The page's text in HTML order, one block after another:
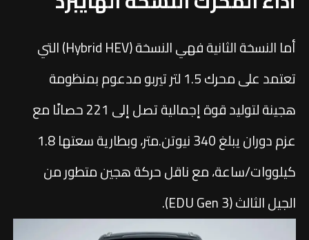
أما النسخة الثانية فهي النسخة (Hybrid HEV) التي
تعتمد على محرك 1.5 لتر تيربو مدعوم بمنظومة
هجينة لتوليد قوة إجمالية تصل إلى 221 حصانًا مع
عزم دوران يبلغ 340 نيوتن.متر، وبطارية سعتها 1.8
كيلووات/ساعة، مع ناقل حركة هجين متطور من
الجيل الثالث (EDU Gen 3).